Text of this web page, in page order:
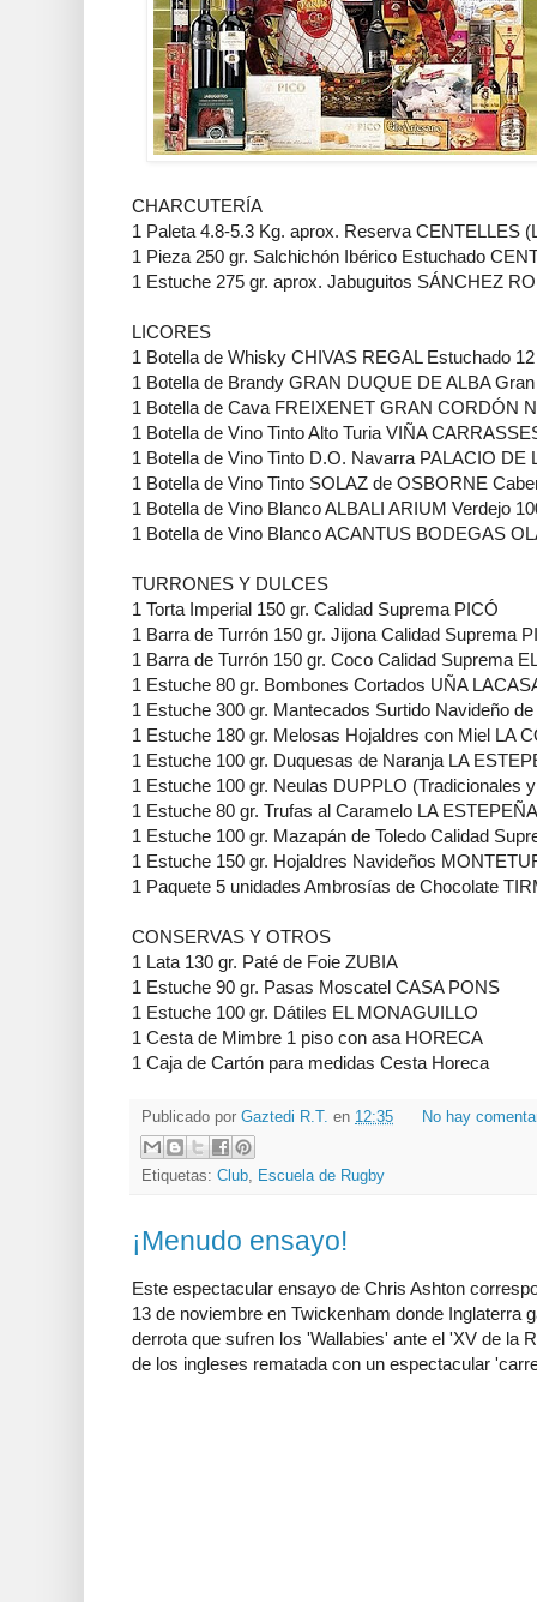
CHARCUTERÍA
1 Paleta 4.8-5.3 Kg. aprox. Reserva CENTELLES
1 Pieza 250 gr. Salchichón Ibérico Estuchado
1 Estuche 275 gr. aprox. Jabuguitos SÁNCHEZ
LICORES
1 Botella de Whisky CHIVAS REGAL Estuchado
1 Botella de Brandy GRAN DUQUE DE ALBA
1 Botella de Cava FREIXENET GRAN CORDÓN
1 Botella de Vino Tinto Alto Turia VIÑA
1 Botella de Vino Tinto D.O. Navarra PALACIO DE
1 Botella de Vino Tinto SOLAZ de OSBORNE
1 Botella de Vino Blanco ALBALI ARIUM Verdejo
1 Botella de Vino Blanco ACANTUS BODEGAS
TURRONES Y DULCES
1 Torta Imperial 150 gr. Calidad Suprema PICÓ
1 Barra de Turrón 150 gr. Jijona Calidad Suprema
1 Barra de Turrón 150 gr. Coco Calidad Suprema
1 Estuche 80 gr. Bombones Cortados UÑA
1 Estuche 300 gr. Mantecados Surtido Navideño
1 Estuche 180 gr. Melosas Hojaldres con Miel LA
1 Estuche 100 gr. Duquesas de Naranja LA
1 Estuche 100 gr. Neulas DUPPLO (Tradicionales
1 Estuche 80 gr. Trufas al Caramelo LA ESTEPEÑA
1 Estuche 100 gr. Mazapán de Toledo Calidad
1 Estuche 150 gr. Hojaldres Navideños
1 Paquete 5 unidades Ambrosías de Chocolate
CONSERVAS Y OTROS
1 Lata 130 gr. Paté de Foie ZUBIA
1 Estuche 90 gr. Pasas Moscatel CASA PONS
1 Estuche 100 gr. Dátiles EL MONAGUILLO
1 Cesta de Mimbre 1 piso con asa HORECA
1 Caja de Cartón para medidas Cesta Horeca
Publicado por Gaztedi R.T. en 12:35 No hay
Etiquetas: Club, Escuela de Rugby
¡Menudo ensayo!
Este espectacular ensayo de Chris Ashton
13 de noviembre en Twickenham donde Inglaterra
derrota que sufren los 'Wallabies' ante el 'XV de la
de los ingleses rematada con un espectacular